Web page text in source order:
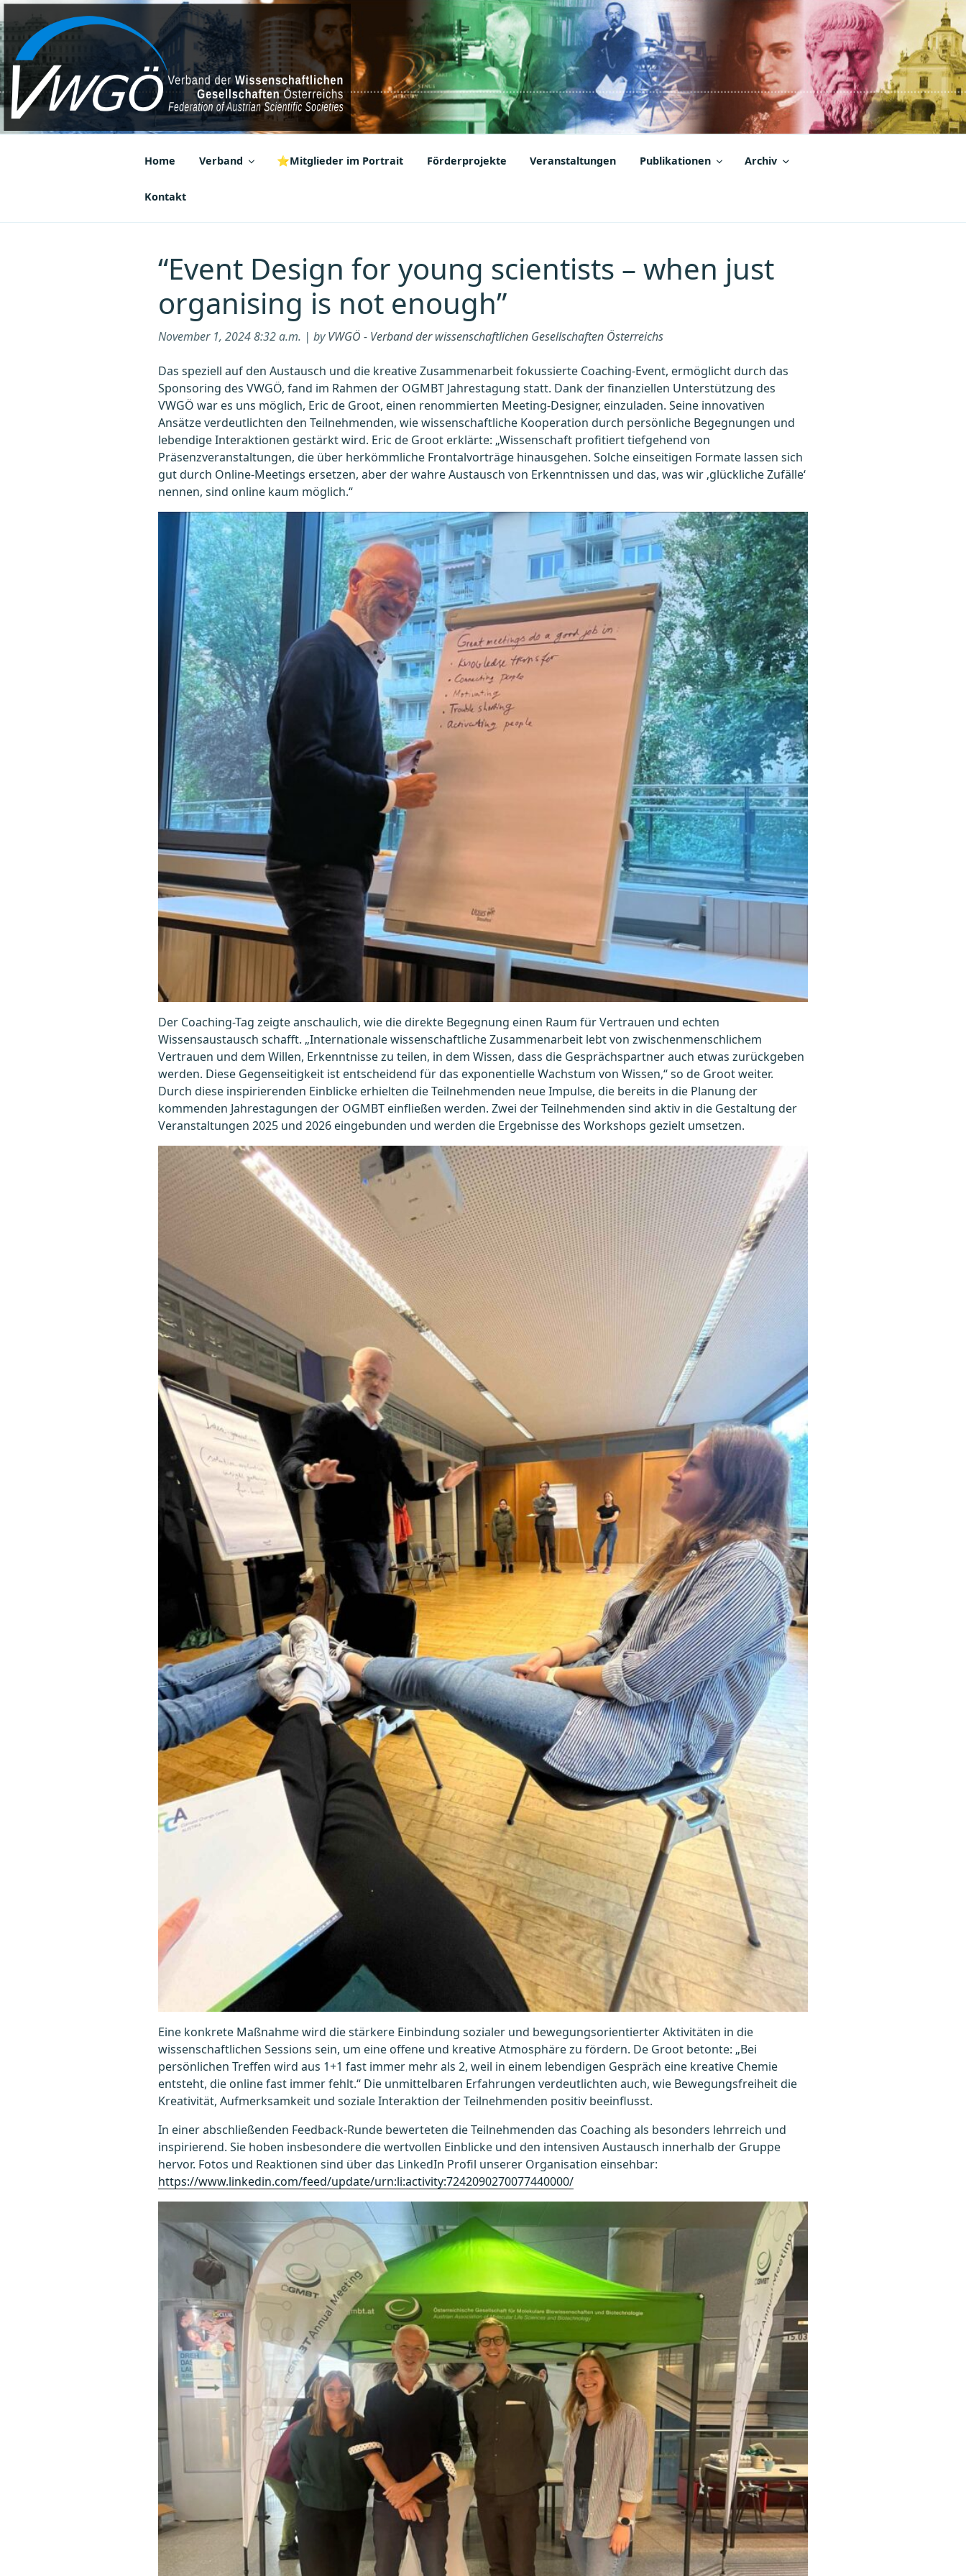
Zum
Inhalt
springen
VWGÖ
Federation of Austrian Scientific Societies
Home Verband ⭐Mitglieder im Portrait Förderprojekte Veranstaltungen Publikationen Archiv
Kontakt
“Event Design for young scientists – when just
organising is not enough”
November 1, 2024 8:32 a.m. | byVWGÖ - Verband der wissenschaftlichen Gesellschaften Österreichs
Das speziell auf den Austausch und die kreative Zusammenarbeit fokussierte Coaching-Event, ermöglicht durch das
Sponsoring des VWGÖ, fand im Rahmen der OGMBT Jahrestagung statt. Dank der finanziellen Unterstützung des
VWGÖ war es uns möglich, Eric de Groot, einen renommierten Meeting-Designer, einzuladen. Seine innovativen
Ansätze verdeutlichten den Teilnehmenden, wie wissenschaftliche Kooperation durch persönliche Begegnungen und
lebendige Interaktionen gestärkt wird. Eric de Groot erklärte: „Wissenschaft profitiert tiefgehend von
Präsenzveranstaltungen, die über herkömmliche Frontalvorträge hinausgehen. Solche einseitigen Formate lassen sich
gut durch Online-Meetings ersetzen, aber der wahre Austausch von Erkenntnissen und das, was wir ‚glückliche Zufälle‘
nennen, sind online kaum möglich.“
Der Coaching-Tag zeigte anschaulich, wie die direkte Begegnung einen Raum für Vertrauen und echten
Wissensaustausch schafft. „Internationale wissenschaftliche Zusammenarbeit lebt von zwischenmenschlichem
Vertrauen und dem Willen, Erkenntnisse zu teilen, in dem Wissen, dass die Gesprächspartner auch etwas zurückgeben
werden. Diese Gegenseitigkeit ist entscheidend für das exponentielle Wachstum von Wissen,“ so de Groot weiter.
Durch diese inspirierenden Einblicke erhielten die Teilnehmenden neue Impulse, die bereits in die Planung der
kommenden Jahrestagungen der OGMBT einfließen werden. Zwei der Teilnehmenden sind aktiv in die Gestaltung der
Veranstaltungen 2025 und 2026 eingebunden und werden die Ergebnisse des Workshops gezielt umsetzen.
Eine konkrete Maßnahme wird die stärkere Einbindung sozialer und bewegungsorientierter Aktivitäten in die
wissenschaftlichen Sessions sein, um eine offene und kreative Atmosphäre zu fördern. De Groot betonte: „Bei
persönlichen Treffen wird aus 1+1 fast immer mehr als 2, weil in einem lebendigen Gespräch eine kreative Chemie
entsteht, die online fast immer fehlt.“ Die unmittelbaren Erfahrungen verdeutlichten auch, wie Bewegungsfreiheit die
Kreativität, Aufmerksamkeit und soziale Interaktion der Teilnehmenden positiv beeinflusst.
In einer abschließenden Feedback-Runde bewerteten die Teilnehmenden das Coaching als besonders lehrreich und
inspirierend. Sie hoben insbesondere die wertvollen Einblicke und den intensiven Austausch innerhalb der Gruppe
hervor. Fotos und Reaktionen sind über das LinkedIn Profil unserer Organisation einsehbar:
https://www.linkedin.com/feed/update/urn:li:activity:7242090270077440000/